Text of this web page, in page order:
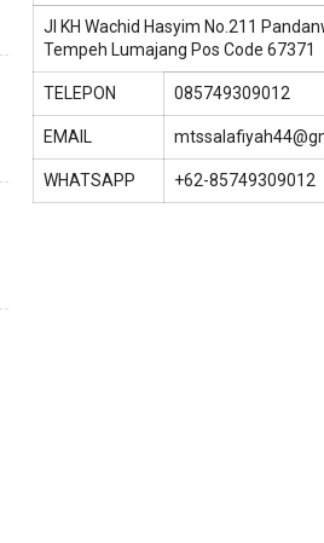
Jl KH Wachid Hasyim No.211
Tempeh Lumajang Pos Code 67371
TELEPON 085749309012
EMAIL
WHATSAPP +62-85749309012